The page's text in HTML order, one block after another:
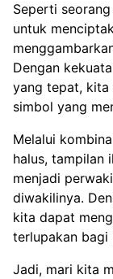
Seperti
untuk
Dengan
yang tepat, kita
simbol yang
Melalui
halus, tampilan
menjadi
diwakilinya.
kita dapat
terlupakan bagi
Jadi, mari kita